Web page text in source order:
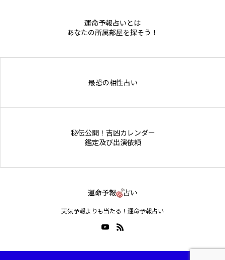
運命予報占いとは
あなたの所属部屋を探そう！
最恐の相性占い
秘伝公開！吉凶カレンダー
鑑定及び出演依頼
天気予報よりも当たる！運命予報占い